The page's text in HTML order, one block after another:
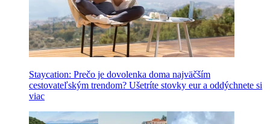
Staycation: Prečo je dovolenka doma najväčším
cestovateľským trendom? Ušetríte stovky eur a oddýchnete si
viac